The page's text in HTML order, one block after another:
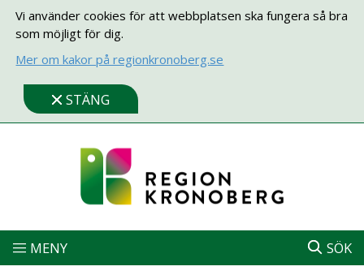
Vi använder cookies för att webbplatsen ska fungera så bra
som möjligt för dig.
Mer om kakor på regionkronoberg.se
STÄNG
MENY SÖK